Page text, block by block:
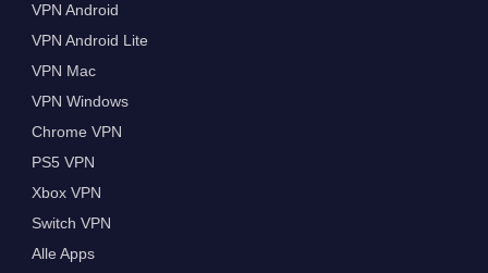
VPN Android
VPN Android Lite
VPN Mac
VPN Windows
Chrome VPN
PS5 VPN
Xbox VPN
Switch VPN
Alle Apps